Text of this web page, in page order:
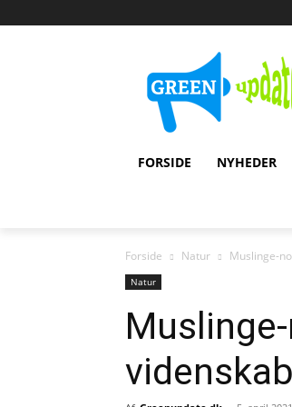
FORSIDE NYHEDER
Forside Natur Muslinge-
Natur